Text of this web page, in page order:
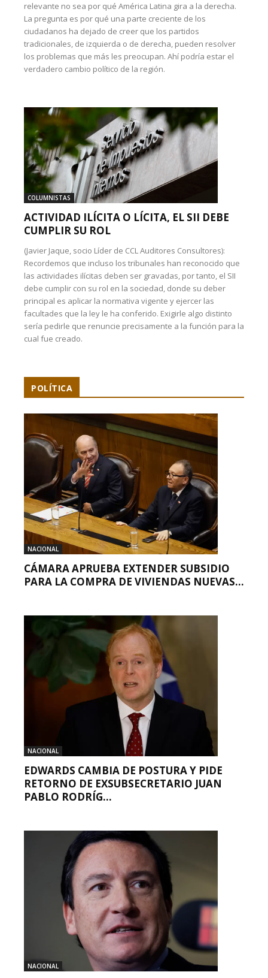
relevante no sea por qué América Latina gira a la derecha.
La pregunta es por qué una parte creciente de los
ciudadanos ha dejado de creer que los partidos
tradicionales, de izquierda o de derecha, pueden resolver
los problemas que más les preocupan. Ahí podría estar el
verdadero cambio político de la región.
COLUMNISTAS
ACTIVIDAD ILÍCITA O LÍCITA, EL SII DEBE
CUMPLIR SU ROL
(Javier Jaque, socio Líder de CCL Auditores Consultores):
Recordemos que incluso los tribunales han reconocido que
las actividades ilícitas deben ser gravadas, por tanto, el SII
debe cumplir con su rol en la sociedad, donde su deber
principal es aplicar la normativa vigente y ejercer las
facultades que la ley le ha conferido. Exigirle algo distinto
sería pedirle que renuncie precisamente a la función para la
cual fue creado.
POLÍTICA
NACIONAL
CÁMARA APRUEBA EXTENDER SUBSIDIO
PARA LA COMPRA DE VIVIENDAS NUEVAS...
NACIONAL
EDWARDS CAMBIA DE POSTURA Y PIDE
RETORNO DE EXSUBSECRETARIO JUAN
PABLO RODRÍG...
NACIONAL